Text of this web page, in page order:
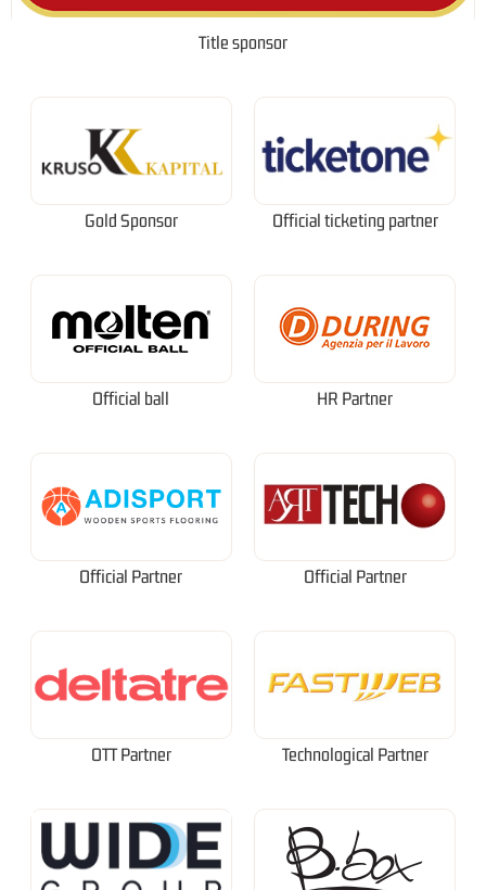
Title sponsor
Gold Sponsor Official ticketing partner
Official ball HR Partner
Official Partner Official Partner
OTT Partner Technological Partner